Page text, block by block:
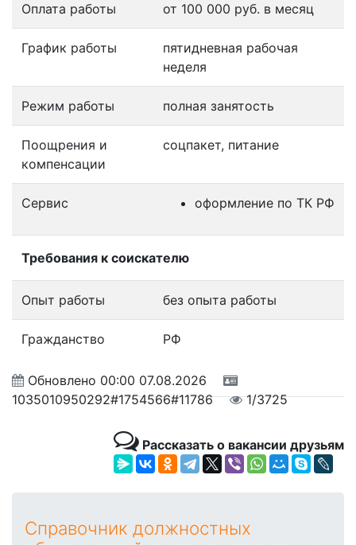
Оплата работы от 100 000 руб. в месяц
График работы
пятидневная рабочая
неделя
Режим работы полная занятость
Поощрения и
компенсации
соцпакет, питание
Сервис оформление по ТК РФ
Требования к соискателю
Опыт работы без опыта работы
Гражданство РФ
Обновлено 00:00 07.08.2026
1035010950292#1754566#11786
1/3725
Рассказать о вакансии друзьям
Справочник должностных